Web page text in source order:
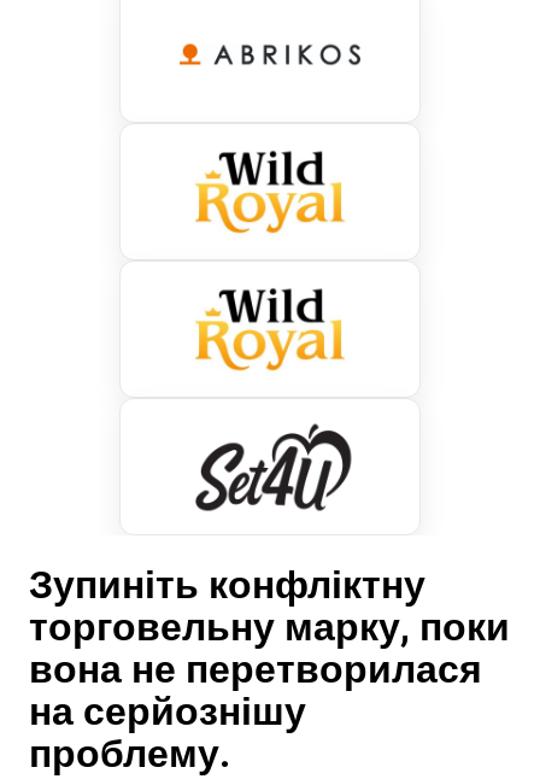
Зупиніть конфліктну
торговельну марку, поки
вона не перетворилася
на серйознішу
проблему.